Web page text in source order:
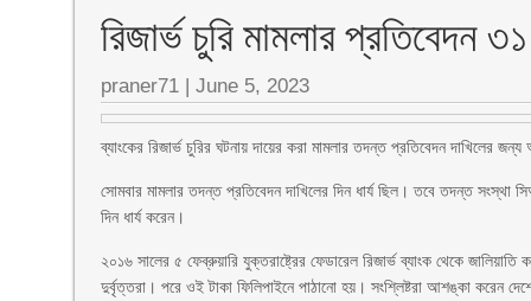
রিজার্ভ চুরি মামলার প্রতিবেদন
praner71 | June 5, 2023
ব্যাংকের রিজার্ভ চুরির ঘটনায় দায়ের করা মামলার তদন্ত প্রতিবেদন দাখিলের
সোমবার মামলার তদন্ত প্রতিবেদন দাখিলের দিন ধার্য ছিল। তবে তদন্ত সংস্থা
দিন ধার্য করেন।
২০১৬ সালের ৫ ফেব্রুয়ারি যুক্তরাষ্ট্রের ফেডারেল রিজার্ভ ব্যাংক থেকে
দুর্বৃত্তরা। পরে ওই টাকা ফিলিপাইনে পাঠানো হয়। সংশ্লিষ্টরা আশঙ্কা করেন